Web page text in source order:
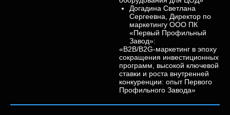
Догадина Светлана
Сергеевна, Директор по
маркетингу ООО ПК
«Первый Профильный
Завод»:
«В2В/В2G-маркетинг в эпоху
сокращения инвестиционных
программ, высокой ключевой
ставки и роста внутренней
конкуренции: опыт Первого
Профильного Завода»